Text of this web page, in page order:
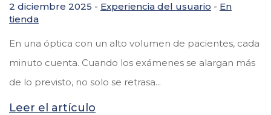
2 diciembre 2025 - Experiencia del usuario - En
tienda
En una óptica con un alto volumen de pacientes, cada
minuto cuenta. Cuando los exámenes se alargan más
de lo previsto, no solo se retrasa...
Leer el artículo